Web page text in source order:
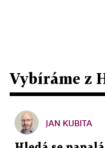
Vybíráme z
JAN KUBITA